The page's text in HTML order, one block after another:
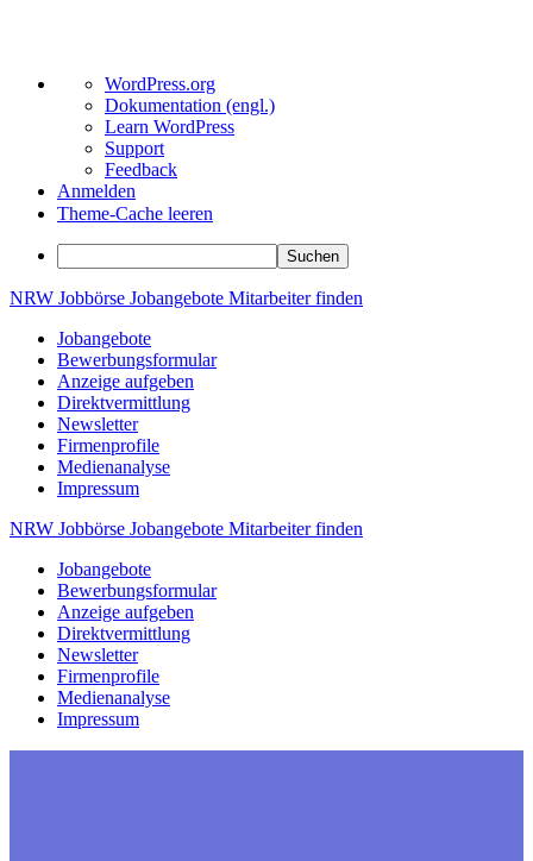
Über
WordPress
WordPress.org
Dokumentation (engl.)
Learn WordPress
Support
Feedback
Anmelden
Theme-Cache leeren
Suchen
Zum
springen
NRW Jobbörse Jobangebote Mitarbeiterfinden
Jobangebote
Bewerbungsformular
Anzeige aufgeben
Direktvermittlung
Newsletter
Firmenprofile
Medienanalyse
Impressum
NRW Jobbörse Jobangebote Mitarbeiterfinden
Jobangebote
Bewerbungsformular
Anzeige aufgeben
Direktvermittlung
Newsletter
Firmenprofile
Medienanalyse
Impressum